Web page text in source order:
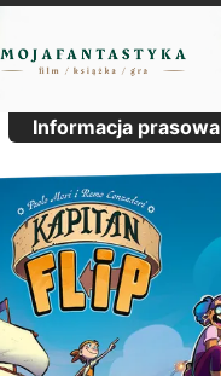
Informacja prasowa